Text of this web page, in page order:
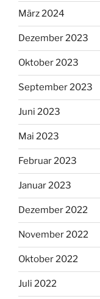
März 2024
Dezember 2023
Oktober 2023
September 2023
Juni 2023
Mai 2023
Februar 2023
Januar 2023
Dezember 2022
November 2022
Oktober 2022
Juli 2022